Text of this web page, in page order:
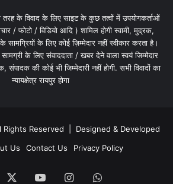
तरह के विवाद के लिए साइट के कुछ तत्वों में उपयोगकर्ताओं
/ फोटो / विडियो आदि ) शामिल होगी स्वामी, मुद्रक,
के लिए कोई ज़िम्मेदार नहीं स्वीकार करता है।
के लिए संवाददाता / खबर देने वाला स्वयं जिम्मेदार
संपादक की कोई भी जिम्मेदारी नहीं होगी. सभी विवादों का
न्यायक्षेत्र रायपुर होगा
Reserved | Designed & Developed
Us Contact Us Privacy Policy
YouTubeInstagramWhatsApp